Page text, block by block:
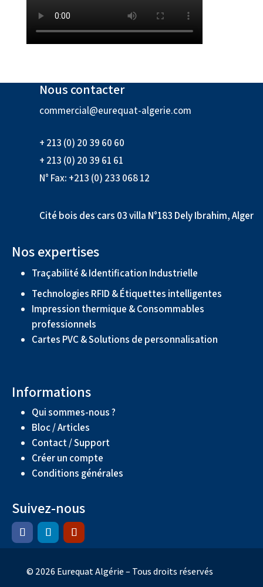
Nous contacter
commercial@eurequat-algerie.com
+ 213 (0) 20 39 60 60
+ 213 (0) 20 39 61 61
N° Fax: +213 (0) 233 068 12
Cité bois des cars 03 villa N°183 Dely Ibrahim, Alger
Nos expertises
Traçabilité & Identification Industrielle
Technologies RFID & Étiquettes intelligentes
Impression thermique & Consommables
professionnels
Cartes PVC & Solutions de personnalisation
Informations
Qui sommes-nous ?
Bloc / Articles
Contact / Support
Créer un compte
Conditions générales
Suivez-nous
© 2026 Eurequat Algérie – Tous droits réservés